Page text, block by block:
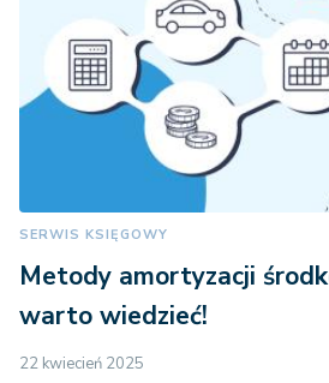
SERWIS KSIĘGOWY
Metody amortyzacji
warto wiedzieć!
22 kwiecień 2025